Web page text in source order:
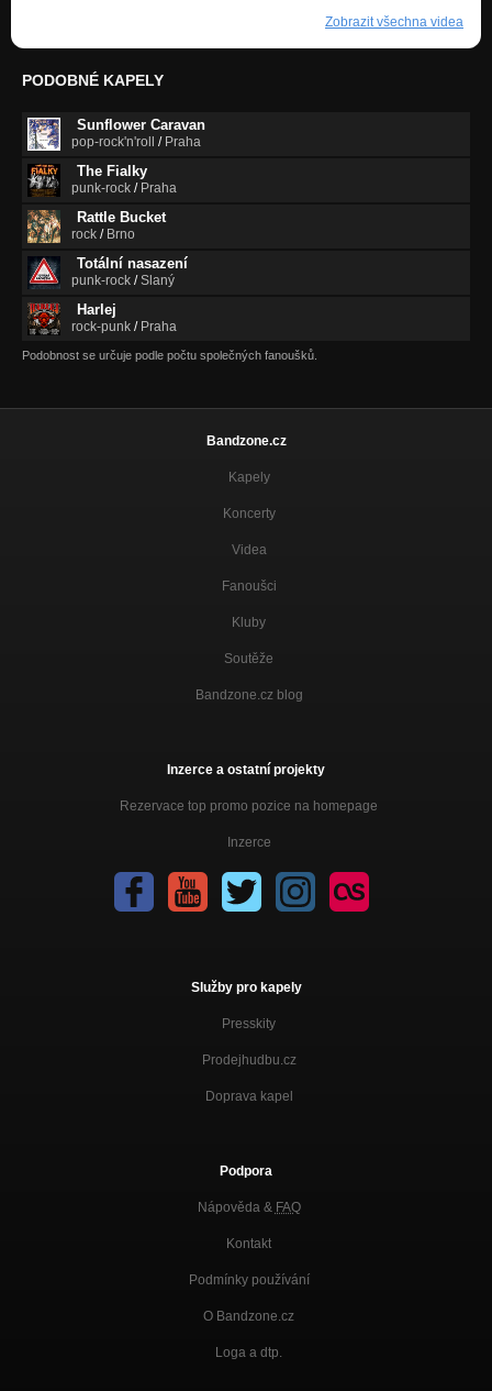
Zobrazit všechna videa
PODOBNÉ KAPELY
Sunflower Caravan
pop-rock'n'roll / Praha
The Fialky
punk-rock / Praha
Rattle Bucket
rock / Brno
Totální nasazení
punk-rock /Slaný
Harlej
rock-punk / Praha
Podobnost se určuje podle počtu společných fanoušků.
Bandzone.cz
Kapely
Koncerty
Videa
Fanoušci
Kluby
Soutěže
Bandzone.cz blog
Inzerce a ostatní projekty
Rezervace top promo pozice na homepage
Inzerce
Služby pro kapely
Presskity
Prodejhudbu.cz
Doprava kapel
Podpora
Nápověda & FAQ
Kontakt
Podmínky používání
O Bandzone.cz
Loga a dtp.